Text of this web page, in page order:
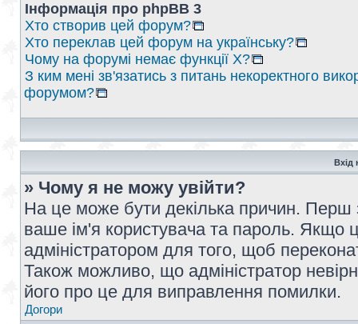
Інформація про phpBB 3
Хто створив цей форум?
Хто переклав цей форум на українську?
Чому на форумі немає функції X?
З ким мені зв'язатись з питань некоректного
форумом?
Вхід
» Чому я не можу увійти?
На це може бути декілька причин. Перш
ваше ім'я користувача та пароль. Якщо
адміністратором для того, щоб
Також можливо, що адміністратор
його про це для виправлення помилки.
Догори